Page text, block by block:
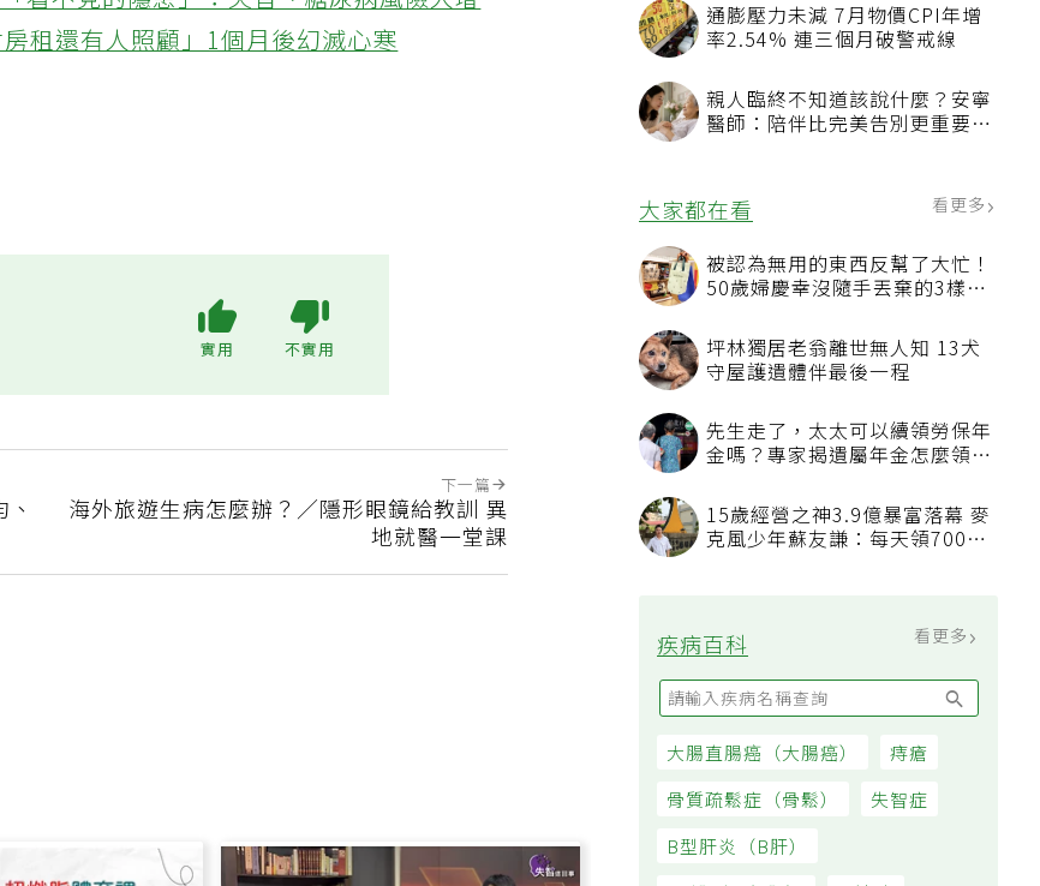
通膨壓力未減 7月物價CPI年增
率2.54% 連三個月破警戒線
親人臨終不知道該說什麼？安寧
醫師：陪伴比完美告別更重要，
大家都在看
被認為無用的東西反幫了大忙！
50歲婦慶幸沒隨手丟棄的3樣物
坪林獨居老翁離世無人知 13犬
守屋護遺體伴最後一程
先生走了，太太可以續領勞保年
看順位還要看資格
15歲經營之神3.9億暴富落幕 麥
疾病百科
看不見的隱患」：失智、糖尿病風險大增
租還有人照顧」1個月後幻滅心寒
下一篇
海外旅遊生病怎麼辦？／隱形眼鏡給教訓 異
地就醫一堂課